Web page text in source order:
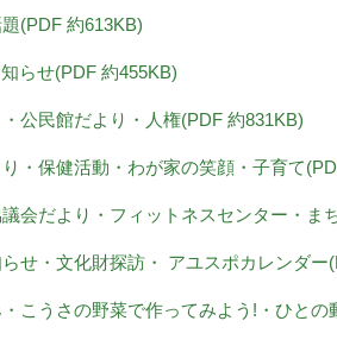
(PDF 約613KB)
らせ(PDF 約455KB)
公民館だより・人権(PDF 約831KB)
・保健活動・わが家の笑顔・子育て
会だより・フィットネスセンター・ま
せ・文化財探訪・ アユスポカレンダー
こうさの野菜で作ってみよう!・ひとの